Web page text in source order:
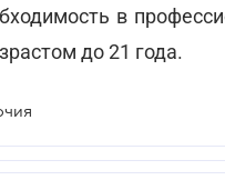
в
до 21 года.